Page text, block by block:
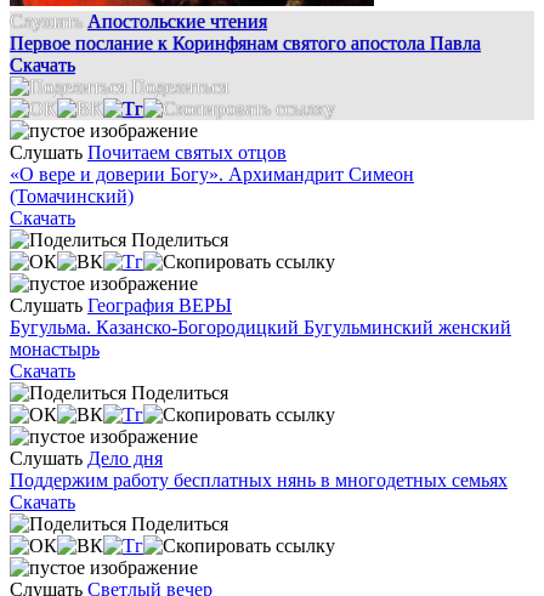
Слушать Апостольские чтения
Первое послание к Коринфянам святого апостола Павла
Скачать
Поделиться
Слушать Почитаем святых отцов
«О вере и доверии Богу». Архимандрит Симеон
(Томачинский)
Скачать
Поделиться
Слушать География ВЕРЫ
Бугульма. Казанско-Богородицкий Бугульминский женский
монастырь
Скачать
Поделиться
Слушать Дело дня
Поддержим работу бесплатных нянь в многодетных семьях
Скачать
Поделиться
Слушать Светлый вечер